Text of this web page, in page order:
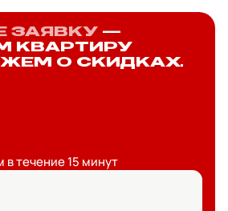
ЗАЯВКУ —
КВАРТИРУ
О СКИДКАХ.
течение 15 минут